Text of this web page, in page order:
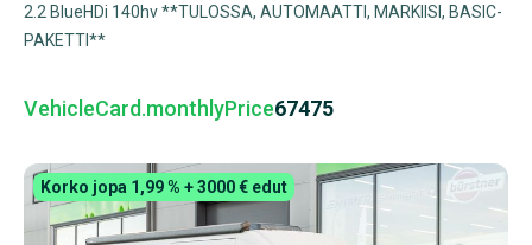
2.2 BlueHDi 140hv **TULOSSA, AUTOMAATTI, MARKIISI, BASIC-
PAKETTI**
VehicleCard.monthlyPrice67475
Korko jopa 1,99 % + 3000 € edut